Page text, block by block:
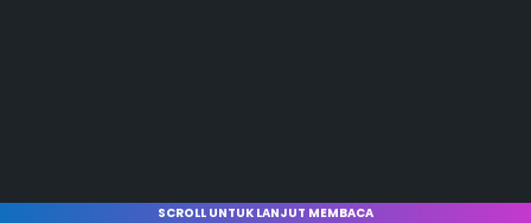
SCROLL UNTUK LANJUT MEMBACA